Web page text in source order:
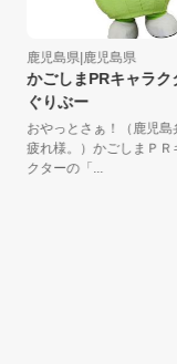
鹿児島県|鹿児島県
かごしまPRキャラク
ぐりぶー
おやっとさぁ！（鹿児島
疲れ様。）かごしまＰＲ
クターの「...